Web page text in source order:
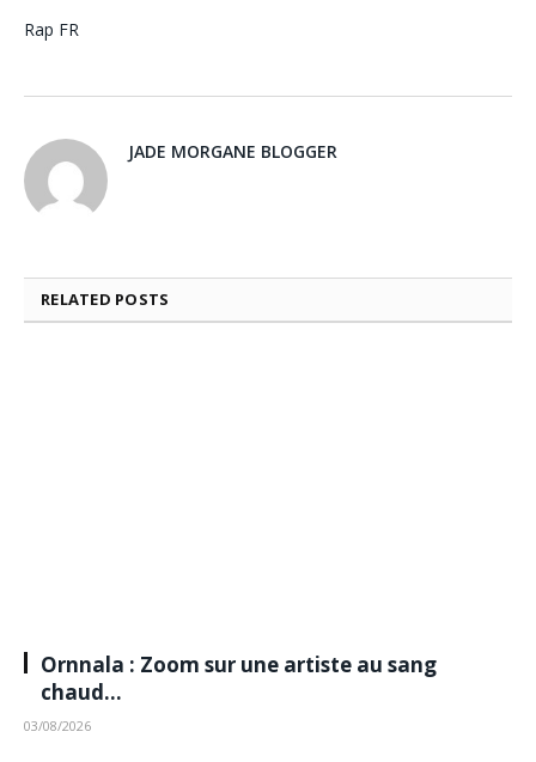
Rap FR
JADE MORGANE BLOGGER
RELATED POSTS
Ornnala : Zoom sur une artiste au sang
chaud…
03/08/2026